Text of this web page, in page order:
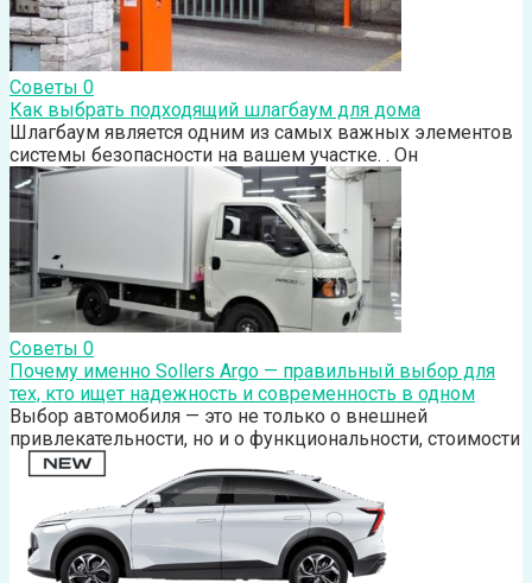
Советы 0
Как выбрать подходящий шлагбаум для дома
Шлагбаум является одним из самых важных элементов
системы безопасности на вашем участке. . Он
Советы 0
Почему именно Sollers Argo — правильный выбор для
тех, кто ищет надежность и современность в одном
Выбор автомобиля — это не только о внешней
привлекательности, но и о функциональности, стоимости